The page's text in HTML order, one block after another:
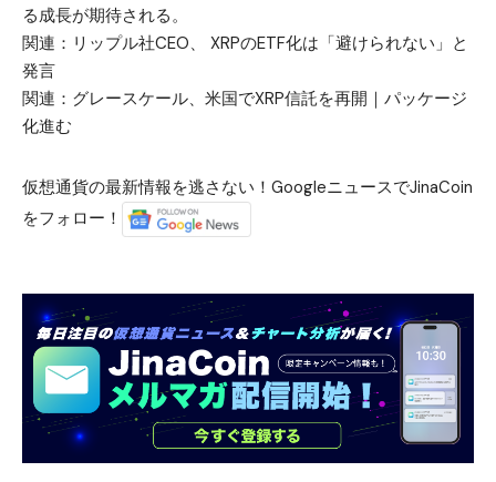
る成長が期待される。
関連： リップル社CEO、 XRPのETF化は「避けられない」と
発言
関連： グレースケール、米国でXRP信託を再開｜パッケージ
化進む
仮想通貨の最新情報を逃さない！GoogleニュースでJinaCoin
をフォロー！